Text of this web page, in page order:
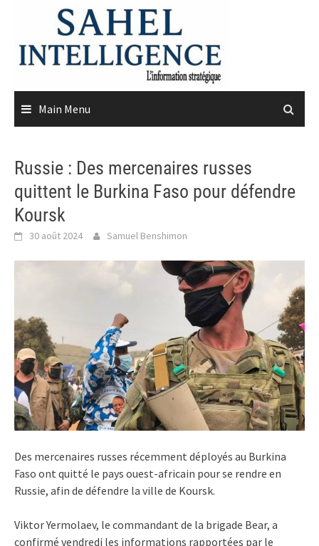
content
Main Menu
Russie : Des mercenaires russes
quittent le Burkina Faso pour défendre
Koursk
30 août 2024 Samuel Benshimon
Des mercenaires russes récemment déployés au Burkina
Faso ont quitté le pays ouest-africain pour se rendre en
Russie, afin de défendre la ville de Koursk.
Viktor Yermolaev, le commandant de la brigade Bear, a
confirmé vendredi les informations rapportées par le